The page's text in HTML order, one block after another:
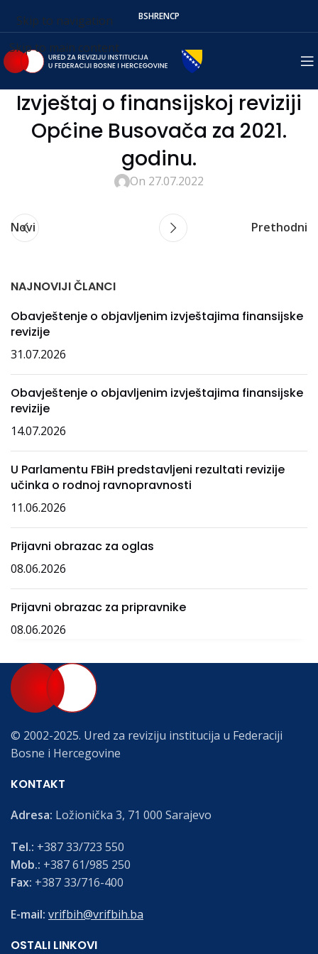
Skip to navigation
Skip to main content
BSHRENСР
Izvještaj o finansijskoj reviziji
Općine Busovača za 2021.
godinu.
On 27.07.2022
Novi Prethodni
NAJNOVIJI ČLANCI
Obavještenje o objavljenim izvještajima finansijske
revizije
31.07.2026
Obavještenje o objavljenim izvještajima finansijske
revizije
14.07.2026
U Parlamentu FBiH predstavljeni rezultati revizije
učinka o rodnoj ravnopravnosti
11.06.2026
Prijavni obrazac za oglas
08.06.2026
Prijavni obrazac za pripravnike
08.06.2026
© 2002-2025. Ured za reviziju institucija u Federaciji
Bosne i Hercegovine
KONTAKT
Adresa: Ložionička 3, 71 000 Sarajevo
Tel.: +387 33/723 550
Mob.: +387 61/985 250
Fax: +387 33/716-400
E-mail: vrifbih@vrifbih.ba
OSTALI LINKOVI